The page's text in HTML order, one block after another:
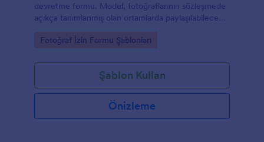
devretme formu. Model, fotoğraflarının sözleşmede
açıkça tanımlanmış olan ortamlarda paylaşılabileceği
Fotoğrafçıysanız, bu model sözleşme formu
formu, fotoğraf çekimlerinde çektiğiniz fotoğrafların
yasal haklarının size ait olmasını sağlamak konusunda
işinizi kolaylaştırır.
Go to Category:
Fotoğraf İzin Formu Şablonları
Şablon Kullan
Önizleme